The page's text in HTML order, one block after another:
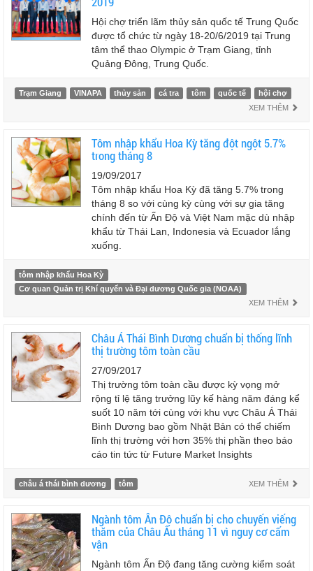
Hội chợ triển lãm thủy sản quốc tế Trung Quốc
được tổ chức từ ngày 18-20/6/2019 tại Trung
tâm thể thao Olympic ở Trạm Giang, tỉnh
Quảng Đông, Trung Quốc.
Trạm Giang VINAPA thủy sản cá tra tôm quốc tế
hội chợ
XEM THÊM
Tôm nhập khẩu Hoa Kỳ tăng đột ngột 5.7%
trong tháng 8
19/09/2017
Tôm nhập khẩu Hoa Kỳ đã tăng 5.7% trong
tháng 8 so với cùng kỳ cùng với sự gia tăng
chính đến từ Ấn Độ và Việt Nam mặc dù nhập
khẩu từ Thái Lan, Indonesia và Ecuador lắng
xuống.
tôm nhập khẩu Hoa Kỳ
Cơ quan Quản trị Khí quyển và Đại dương Quốc gia (NOAA)
XEM THÊM
Châu Á Thái Bình Dương chuẩn bị thống lĩnh
thị trường tôm toàn cầu
27/09/2017
Thị trường tôm toàn cầu được kỳ vọng mở
rộng tỉ lệ tăng trưởng lũy kế hàng năm đáng kể
suốt 10 năm tới cùng với khu vực Châu Á Thái
Bình Dương bao gồm Nhật Bản có thể chiếm
lĩnh thị trường với hơn 35% thị phần theo báo
cáo tin tức từ Future Market Insights
châu á thái bình dương tôm XEM THÊM
Ngành tôm Ấn Độ chuẩn bị cho chuyến viếng
thăm của Châu Âu tháng 11 vì nguy cơ cấm
vận
Ngành tôm Ấn Độ đang tăng cường kiểm soát